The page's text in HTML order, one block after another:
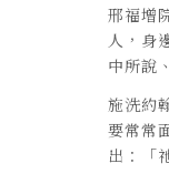
邢福增
人，身
中所說
施洗約
要常常
出：「